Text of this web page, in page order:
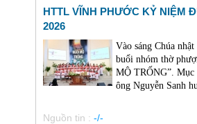
HTTL VĨNH PHƯỚC KỶ NIỆM
2026
Vào sáng Chúa
buổi nhóm thờ
MỘ TRỐNG”. Mục
ông Nguyễn Sanh
Nguồn tin : -/-